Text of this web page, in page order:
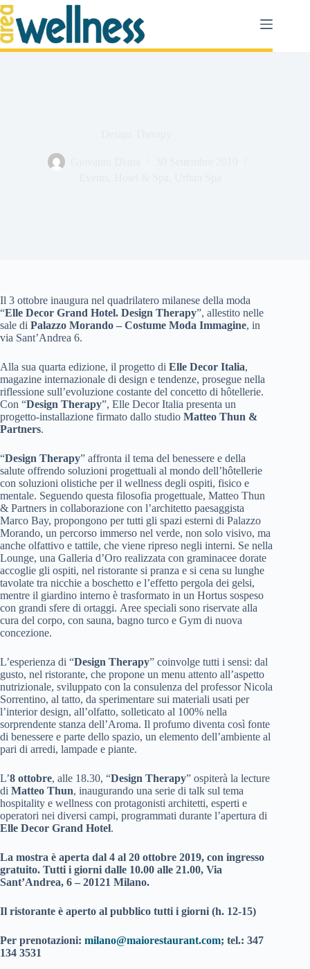
Salta
al
contenuto
Il 3 ottobre inaugura nel quadrilatero milanese della moda
“Elle Decor Grand Hotel. Design Therapy”, allestito nelle
sale di Palazzo Morando – Costume Moda Immagine, in
via Sant’Andrea 6.
Alla sua quarta edizione, il progetto di Elle Decor Italia,
magazine internazionale di design e tendenze, prosegue nella
riflessione sull’evoluzione costante del concetto di hôtellerie.
Con “Design Therapy”, Elle Decor Italia presenta un
progetto-installazione firmato dallo studio Matteo Thun &
Partners.
“Design Therapy” affronta il tema del benessere e della
salute offrendo soluzioni progettuali al mondo dell’hôtellerie
con soluzioni olistiche per il wellness degli ospiti, fisico e
mentale. Seguendo questa filosofia progettuale, Matteo Thun
& Partners in collaborazione con l’architetto paesaggista
Marco Bay, propongono per tutti gli spazi esterni di Palazzo
Morando, un percorso immerso nel verde, non solo visivo, ma
anche olfattivo e tattile, che viene ripreso negli interni. Se nella
Lounge, una Galleria d’Oro realizzata con graminacee dorate
accoglie gli ospiti, nel ristorante si pranza e si cena su lunghe
tavolate tra nicchie a boschetto e l’effetto pergola dei gelsi,
mentre il giardino interno è trasformato in un Hortus sospeso
con grandi sfere di ortaggi. Aree speciali sono riservate alla
cura del corpo, con sauna, bagno turco e Gym di nuova
concezione.
L’esperienza di “Design Therapy” coinvolge tutti i sensi: dal
gusto, nel ristorante, che propone un menu attento all’aspetto
nutrizionale, sviluppato con la consulenza del professor Nicola
Sorrentino, al tatto, da sperimentare sui materiali usati per
l’interior design, all’olfatto, solleticato al 100% nella
sorprendente stanza dell’Aroma. Il profumo diventa così fonte
di benessere e parte dello spazio, un elemento dell’ambiente al
pari di arredi, lampade e piante.
L’8 ottobre, alle 18.30, “Design Therapy” ospiterà la lecture
di Matteo Thun, inaugurando una serie di talk sul tema
hospitality e wellness con protagonisti architetti, esperti e
operatori nei diversi campi, programmati durante l’apertura di
Elle Decor Grand Hotel.
La mostra è aperta dal 4 al 20 ottobre 2019, con ingresso
gratuito. Tutti i giorni dalle 10.00 alle 21.00, Via
Sant’Andrea, 6 – 20121 Milano.
Il ristorante è aperto al pubblico tutti i giorni (h. 12-15)
Per prenotazioni: milano@maiorestaurant.com; tel.: 347
134 3531